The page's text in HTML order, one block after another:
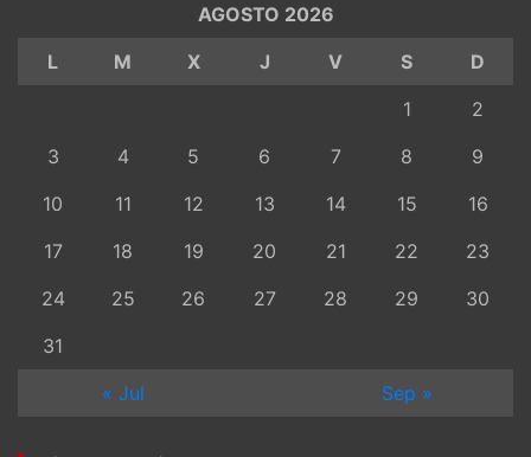
AGOSTO 2026
L
M X J V S
D
1
2
3
4 5 6 7 8
9
10
11 12 13 14 15
16
17
18 19 20 21 22
23
24
25 26 27 28 29
30
31
« Jul
Sep »